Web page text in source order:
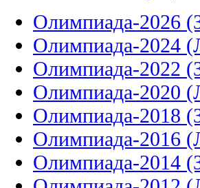
Олимпиада-2026
Олимпиада-2024
Олимпиада-2022
Олимпиада-2020
Олимпиада-2018
Олимпиада-2016
Олимпиада-2014